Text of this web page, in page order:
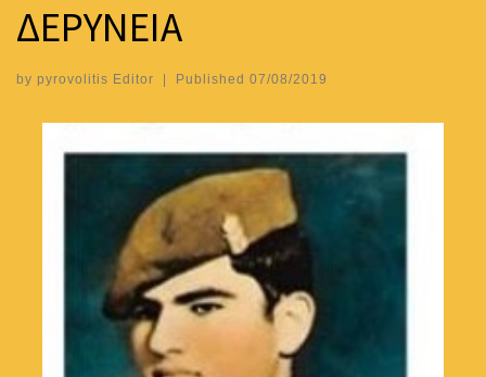
ΔΕΡΥΝΕΙΑ
by pyrovolitis Editor | Published 07/08/2019